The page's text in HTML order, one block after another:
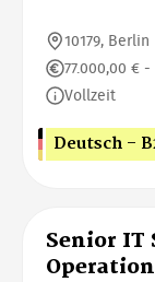
10179, Berlin
77.000,00 €
Vollzeit
Deutsch -
Senior IT